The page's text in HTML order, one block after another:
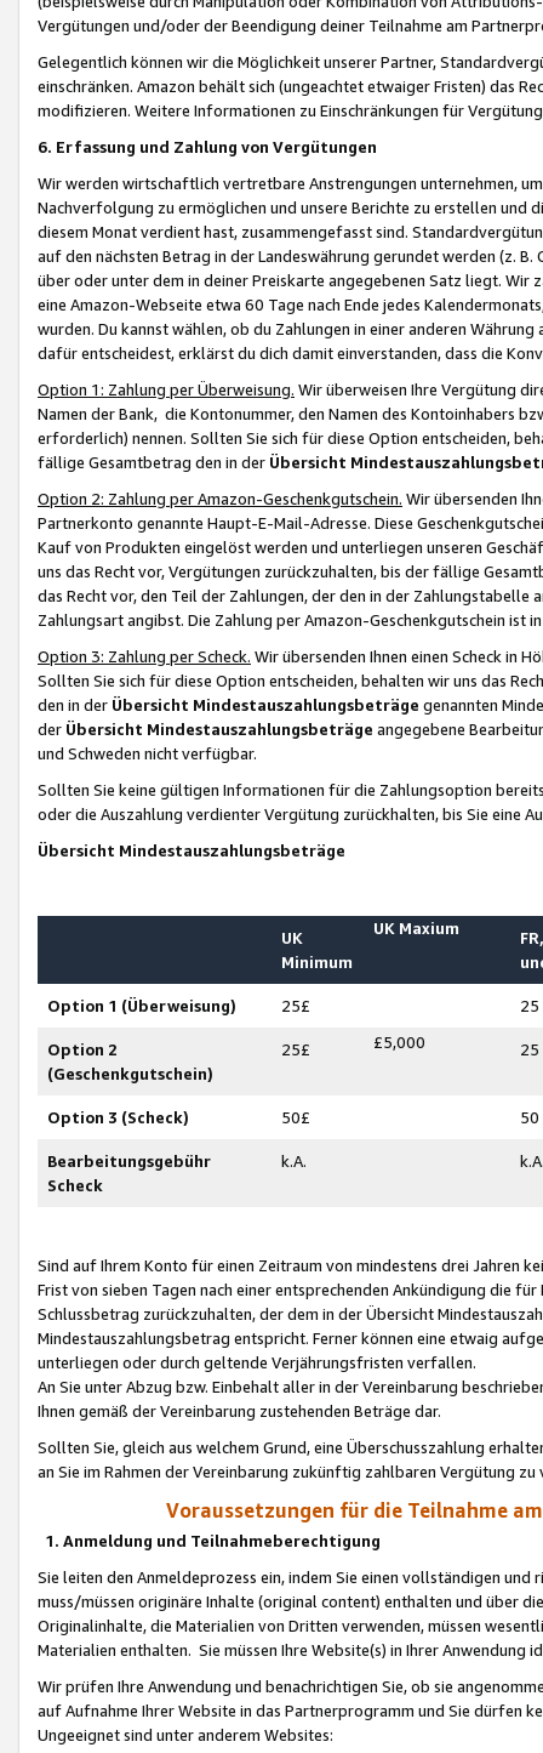
Vergütungen und/oder der Beendigung deiner Teilnahme am
Gelegentlich können wir die Möglichkeit unserer Partner,
einschränken. Amazon behält sich (ungeachtet etwaiger Fristen) das
modifizieren. Weitere Informationen zu Einschränkungen für
6. Erfassung und Zahlung von Vergütungen
Wir werden wirtschaftlich vertretbare Anstrengungen unternehmen,
Nachverfolgung zu ermöglichen und unsere Berichte zu erstellen und
diesem Monat verdient hast, zusammengefasst sind.
auf den nächsten Betrag in der Landeswährung gerundet werden (z.
über oder unter dem in deiner Preiskarte angegebenen Satz liegt.
eine Amazon-Webseite etwa 60 Tage nach Ende jedes
wurden. Du kannst wählen, ob du Zahlungen in einer anderen
dafür entscheidest, erklärst du dich damit einverstanden, dass die
Option 1: Zahlung per Überweisung. Wir überweisen Ihre Vergütung
Namen der Bank, die Kontonummer, den Namen des Kontoinhabers
erforderlich) nennen. Sollten Sie sich für diese Option entscheiden,
fällige Gesamtbetrag den in der Übersicht
Option 2: Zahlung per Amazon-Geschenkgutschein. Wir übersenden
Partnerkonto genannte Haupt-E-Mail-Adresse. Diese
Kauf von Produkten eingelöst werden und unterliegen unseren
uns das Recht vor, Vergütungen zurückzuhalten, bis der fällige
das Recht vor, den Teil der Zahlungen, der den in der
Zahlungsart angibst. Die Zahlung per Amazon-Geschenkgutschein ist
Option 3: Zahlung per Scheck. Wir übersenden Ihnen einen Scheck in
Sollten Sie sich für diese Option entscheiden, behalten wir uns das
den in der Übersicht Mindestauszahlungsbeträge genannten
der Übersicht Mindestauszahlungsbeträge angegebene
und Schweden nicht verfügbar.
Sollten Sie keine gültigen Informationen für die Zahlungsoption
oder die Auszahlung verdienter Vergütung zurückhalten, bis Sie
Übersicht Mindestauszahlungsbeträge
UK
Minimum
UK Maxium
Option 1 (Überweisung) 25£ 25
Option 2
(Geschenkgutschein)
25£ £5,000 25
Option 3 (Scheck) 50£ 50
Bearbeitungsgebühr
Scheck
k.A.
Sind auf Ihrem Konto für einen Zeitraum von mindestens drei Jahren
Frist von sieben Tagen nach einer entsprechenden Ankündigung die
Schlussbetrag zurückzuhalten, der dem in der Übersicht
Mindestauszahlungsbetrag entspricht. Ferner können eine etwaig
unterliegen oder durch geltende Verjährungsfristen verfallen.
An Sie unter Abzug bzw. Einbehalt aller in der Vereinbarung
Ihnen gemäß der Vereinbarung zustehenden Beträge dar.
Sollten Sie, gleich aus welchem Grund, eine Überschusszahlung
an Sie im Rahmen der Vereinbarung zukünftig zahlbaren Vergütung zu
Voraussetzungen für die Teilnahme
1. Anmeldung und Teilnahmeberechtigung
Sie leiten den Anmeldeprozess ein, indem Sie einen vollständigen
muss/müssen originäre Inhalte (original content) enthalten und über
Originalinhalte, die Materialien von Dritten verwenden, müssen
Materialien enthalten. Sie müssen Ihre Website(s) in Ihrer Anwendung
Wir prüfen Ihre Anwendung und benachrichtigen Sie, ob sie
auf Aufnahme Ihrer Website in das Partnerprogramm und Sie dürfen
Ungeeignet sind unter anderem Websites: